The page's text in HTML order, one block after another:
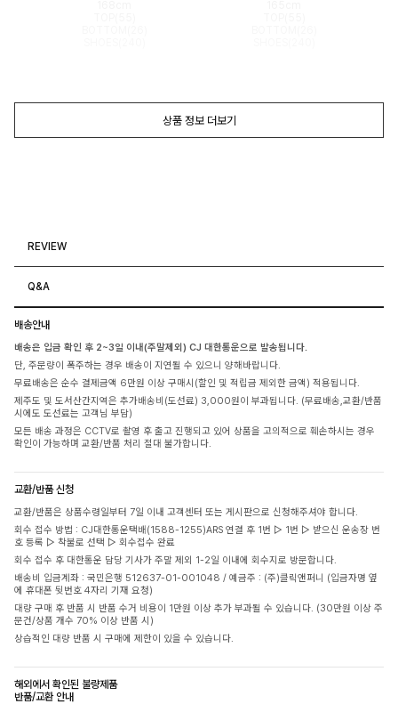
상품 정보 더보기
REVIEW
Q&A
배송안내
배송은 입금 확인 후 2~3일 이내(주말제외) CJ 대한통운으로 발송됩니다.
단, 주문량이 폭주하는 경우 배송이 지연될 수 있으니 양해바랍니다.
무료배송은 순수 결제금액 6만원 이상 구매시(할인 및 적립금 제외한 금액) 적용됩니다.
제주도 및 도서산간지역은 추가배송비(도선료) 3,000원이 부과됩니다. (무료배송,교환/반품
시에도 도선료는 고객님 부담)
모든 배송 과정은 CCTV로 촬영 후 출고 진행되고 있어 상품을 고의적으로 훼손하시는 경우
확인이 가능하며 교환/반품 처리 절대 불가합니다.
교환/반품 신청
교환/반품은 상품수령일부터 7일 이내 고객센터 또는 게시판으로 신청해주셔야 합니다.
회수 접수 방법 : CJ대한통운택배(1588-1255)ARS 연결 후 1번 ▷ 1번 ▷ 받으신 운송장 번
호 등록 ▷ 착불로 선택 ▷ 회수접수 완료
회수 접수 후 대한통운 담당 기사가 주말 제외 1-2일 이내에 회수지로 방문합니다.
배송비 입금계좌 : 국민은행 512637-01-001048 / 예금주 : (주)클릭앤퍼니 (입금자명 옆
에 휴대폰 뒷번호 4자리 기재 요청)
대량 구매 후 반품 시 반품 수거 비용이 1만원 이상 추가 부과될 수 있습니다. (30만원 이상 주
문건/상품 개수 70% 이상 반품 시)
상습적인 대량 반품 시 구매에 제한이 있을 수 있습니다.
해외에서 확인된 불량제품
반품/교환 안내